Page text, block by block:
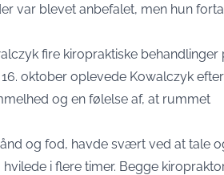
var blevet anbefalet, men hun
fire kiropraktiske behandlinger
oktober oplevede Kowalczyk
og en følelse af, at rummet
og fod, havde svært ved at tale
i flere timer. Begge